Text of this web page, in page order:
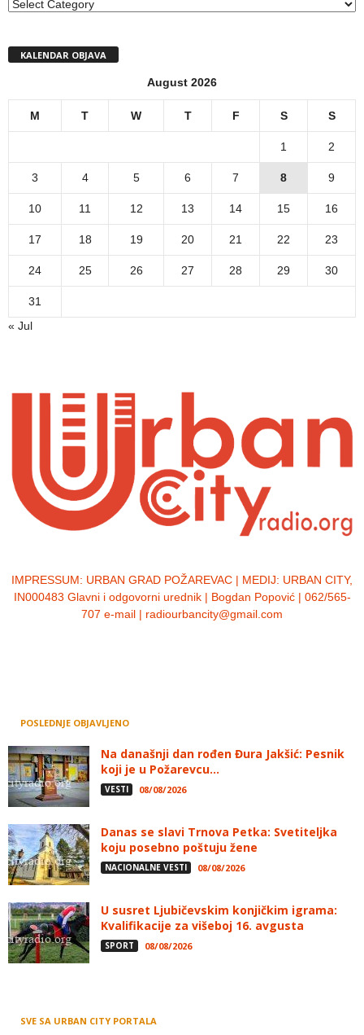
MENI
KALENDAR OBJAVA
August 2026
M T W T F S S
1 2
3 4 5 6 7 8 9
10 11 12 13 14 15 16
17 18 19 20 21 22 23
24 25 26 27 28 29 30
31
« Jul
IMPRESSUM: URBAN GRAD POŽAREVAC | MEDIJ: URBAN CITY,
IN000483 Glavni i odgovorni urednik | Bogdan Popović | 062/565-
707 e-mail | radiourbancity@gmail.com
POSLEDNJE OBJAVLJENO
Na današnji dan rođen Đura Jakšić: Pesnik
koji je u Požarevcu...
VESTI 08/08/2026
Danas se slavi Trnova Petka: Svetiteljka
koju posebno poštuju žene
NACIONALNE VESTI 08/08/2026
U susret Ljubičevskim konjičkim igrama:
Kvalifikacije za višeboj 16. avgusta
SPORT 08/08/2026
SVE SA URBAN CITY PORTALA